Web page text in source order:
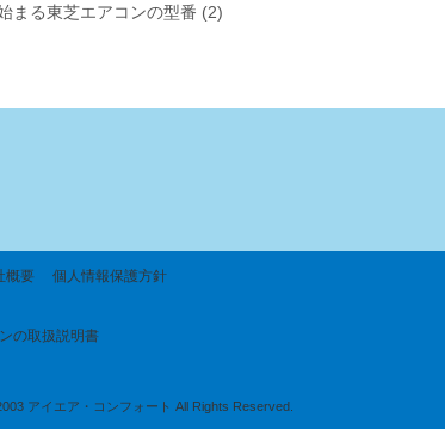
まる東芝エアコンの型番 (2)
概要 個人情報保護方針
の取扱説明書
アイエア・コンフォート All Rights Reserved.